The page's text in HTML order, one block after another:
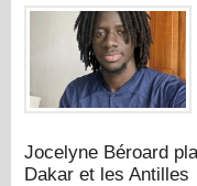
Jocelyne Béroard
Dakar et les Antilles